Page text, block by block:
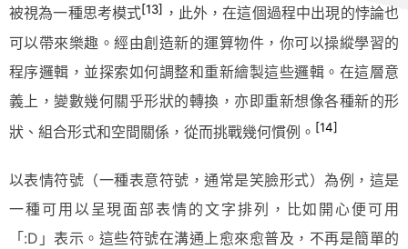
被視為一種思考模式[13] ，此外，在這個過程中出現的悖論也
可以帶來樂趣。經由創造新的運算物件，你可以操縱學習的
程序邏輯，並探索如何調整和重新繪製這些邏輯。在這層意
義上，變數幾何關乎形狀的轉換，亦即重新想像各種新的形
狀、組合形式和空間關係，從而挑戰幾何慣例。 [14]
以表情符號（一種表意符號，通常是笑臉形式）為例，這是
一種可用以呈現面部表情的文字排列，比如開心便可用
「:D」表示。這些符號在溝通上愈來愈普及，不再是簡單的